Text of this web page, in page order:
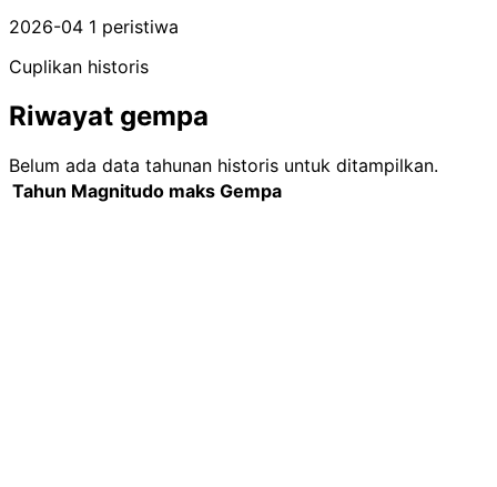
2026-04 1 peristiwa
Cuplikan historis
Riwayat gempa
Belum ada data tahunan historis untuk ditampilkan.
Tahun Magnitudo maks Gempa